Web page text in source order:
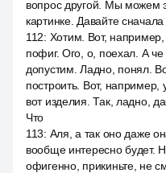
вопрос другой. Мы можем
картинке. Давайте
112: Хотим. Вот, например,
пофиг. Ого, о, поехал. А
допустим. Ладно, понял.
построить. Вот, например,
вот изделия. Так, ладно,
Что
113: Аля, а так оно даже
вообще интересно будет.
офигенно, прикиньте, не